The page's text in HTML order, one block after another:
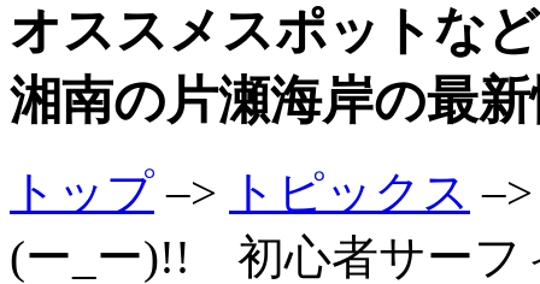
オススメスポットなど
湘南の片瀬海岸の最
トップ –> トピックス
(ー_ー)!! 初心者サーフ